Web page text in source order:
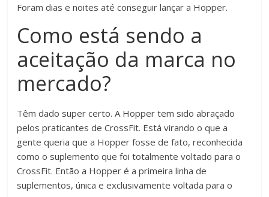
Foram dias e noites até conseguir lançar a Hopper.
Como está sendo a
aceitação da marca no
mercado?
Têm dado super certo. A Hopper tem sido abraçado
pelos praticantes de CrossFit. Está virando o que a
gente queria que a Hopper fosse de fato, reconhecida
como o suplemento que foi totalmente voltado para o
CrossFit. Então a Hopper é a primeira linha de
suplementos, única e exclusivamente voltada para o